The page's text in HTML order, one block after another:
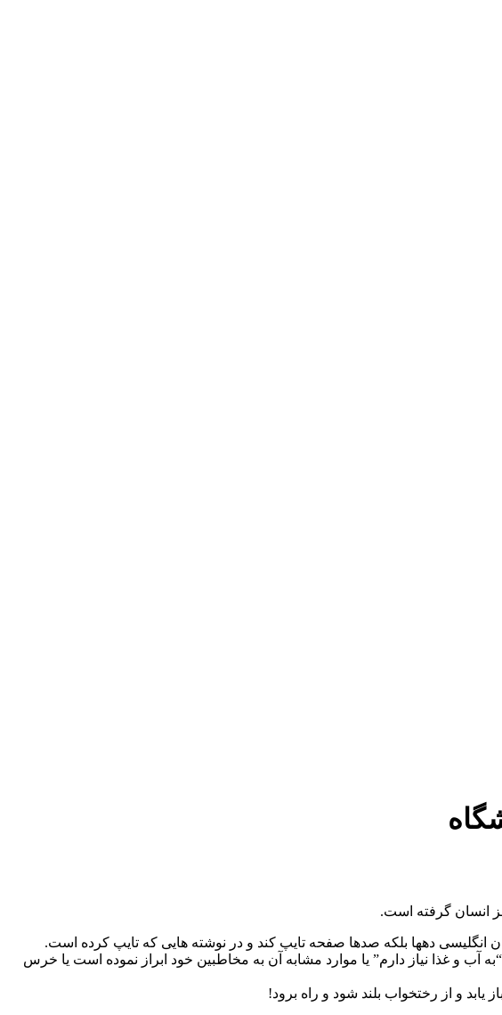
انسان گرفته است.
دهها بلکه صدها صفحه تایپ کند و در نوشته هایی که تایپ کرده است.
آب و غذا نیاز دارم” یا موارد مشابه آن به مخاطبین خود ابراز نموده است یا خرس
و از رختخواب بلند شود و راه برود!